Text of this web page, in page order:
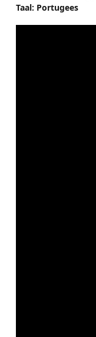
Taal: Portugees